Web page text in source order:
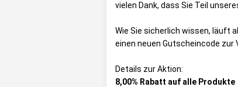
vielen Dank, dass Sie Teil
Wie Sie sicherlich wissen, läuft
einen neuen Gutscheincode zur
Details zur Aktion:
8,00% Rabatt auf alle Produkte